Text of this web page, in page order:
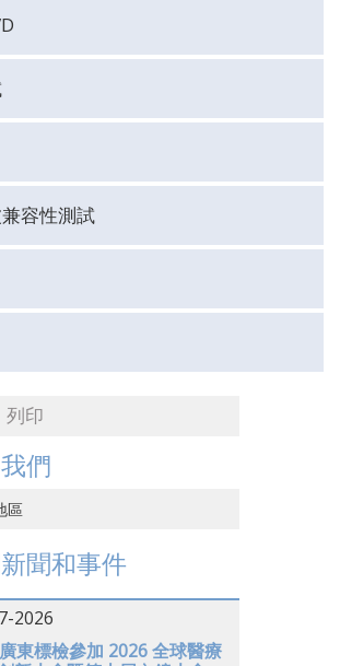
容性測試
列印
們
區
港 聞和事件
2026
東標檢參加 2026 全球醫療